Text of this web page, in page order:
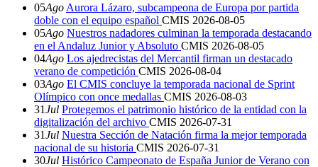
05Ago Aurora Lázaro, subcampeona de Europa por partida
doble con el equipo español CMIS 2026-08-05
05Ago Nuestros nadadores culminan la temporada destacando
en el Andaluz Junior y Absoluto CMIS 2026-08-05
04Ago Los ajedrecistas del Mercantil firman un destacado
verano de competición CMIS 2026-08-04
03Ago El CMIS concluye la temporada nacional de Sprint
Olímpico con once medallas CMIS 2026-08-03
31Jul Protegemos el patrimonio histórico de la entidad con la
digitalización del archivo CMIS 2026-07-31
31Jul Nuestra Sección de Natación firma la mejor temporada
nacional de su historia CMIS 2026-07-31
30Jul Histórico Campeonato de España Junior de Verano con